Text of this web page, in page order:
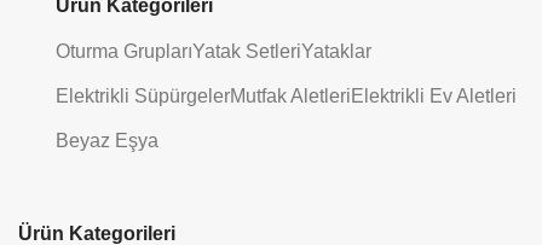
Ürün Kategorileri
Oturma GruplarıYatak SetleriYataklar
Elektrikli SüpürgelerMutfak AletleriElektrikli Ev Aletleri
Beyaz Eşya
Ürün Kategorileri